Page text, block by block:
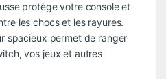
protège votre console et
les chocs et les rayures.
spacieux permet de ranger
vos jeux et autres